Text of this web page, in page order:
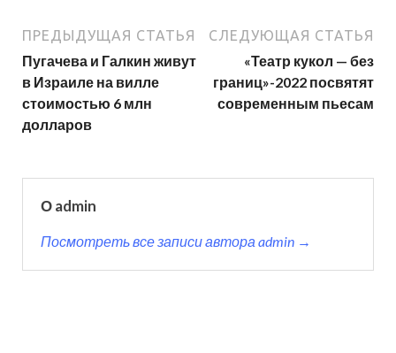
ПРЕДЫДУЩАЯ СТАТЬЯ
Пугачева и Галкин живут
в Израиле на вилле
стоимостью 6 млн
долларов
СЛЕДУЮЩАЯ СТАТЬЯ
«Театр кукол — без
границ»-2022 посвятят
современным пьесам
О admin
Посмотреть все записи автора admin →